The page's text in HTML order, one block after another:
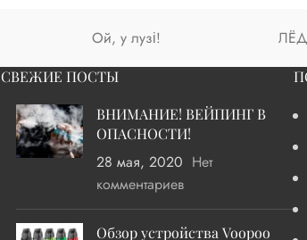
Ой, у лузі! ЛЁД
СВЕЖИЕ ПОСТЫ
ВНИМАНИЕ! ВЕЙПИНГ В
ОПАСНОСТИ!
28 мая, 2020 Нет
комментариев
Обзор устройства Voopoo